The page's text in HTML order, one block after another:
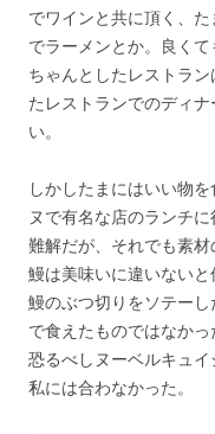
でワインと共に頂く、
でラーメンとか。良くて
ちゃんとしたレストラ
たレストランでのディ
い。
しかしたまにはいい物
ヌで有名な店のランチ
難解だが、それでも素材
鰻は美味いに違いない
鰻のぶつ切りをソテー
で食えたものではなかっ
恐るべしヌーベルキュ
私には合わなかった。